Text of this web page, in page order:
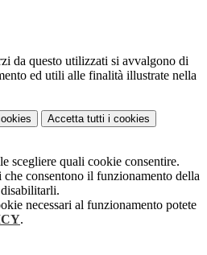
da questo utilizzati si avvalgono di
ed utili alle finalità illustrate nella
Accetta tutti i cookies
scegliere quali cookie consentire.
consentono il funzionamento della
necessari al funzionamento potete
.